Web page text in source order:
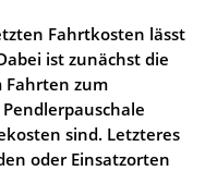
Fahrtkosten lässt
ist zunächst die
Fahrten zum
sind. Letzteres
oder Einsatzorten